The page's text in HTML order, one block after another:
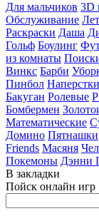
Для мальчиков 3D
Обслуживание
Раскраски Даша
Гольф Боулинг
из комнаты
Винкс Барби
Пинбол Наперстки
Бакуган Ролевые
Бомбермен
Математические
Домино Пятнашки
Friends Масяня
Покемоны Дэнни
В закладки
Пойск онлайн игр